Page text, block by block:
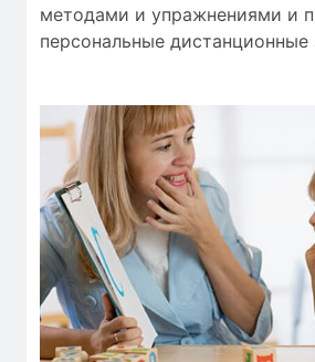
методами и упражнениями и
персональные дистанционные